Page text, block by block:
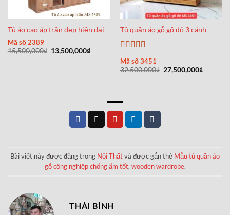
Tủ áo cao áp trần đẹp hiện đại
Mã số 2389
15,500,000₫ Giá
gốc
13,500,000₫Giá
Tủ quần áo gỗ gõ đỏ 3 cánh
Được xếp
hạng55 sao
Mã số 3451
32,500,000₫ Giá
gốc
27,500,000₫Giá
Bài viết này được đăng trong Nội Thấtvà được gắn thẻ Mẫu tủ quần áo
gỗ công nghiệp chống ẩm tốt, wooden wardrobe.
THÁI BÌNH